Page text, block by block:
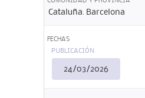
Cataluña. Barcelona
FECHAS
PUBLICACIÓN
24/03/2026